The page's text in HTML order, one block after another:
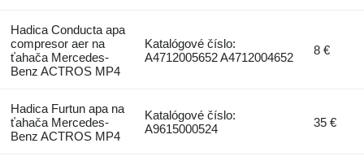
Hadica Conducta apa
compresor aer na
ťahača Mercedes-
Benz ACTROS MP4
Katalógové číslo:
A4712005652 A4712004652
8 €
Hadica Furtun apa na
ťahača Mercedes-
Benz ACTROS MP4
Katalógové číslo:
A9615000524
35 €